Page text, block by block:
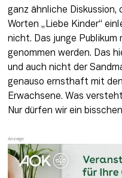
ganz ähnliche Diskussion,
Worten „Liebe Kinder“
nicht. Das junge Publikum
genommen werden. Das
und auch nicht der
genauso ernsthaft mit
Erwachsene. Was
Nur dürfen wir ein